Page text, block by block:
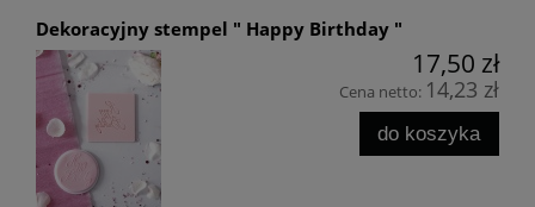
Dekoracyjny stempel " Happy Birthday "
17,50 zł
Cena netto: 14,23 zł
do koszyka